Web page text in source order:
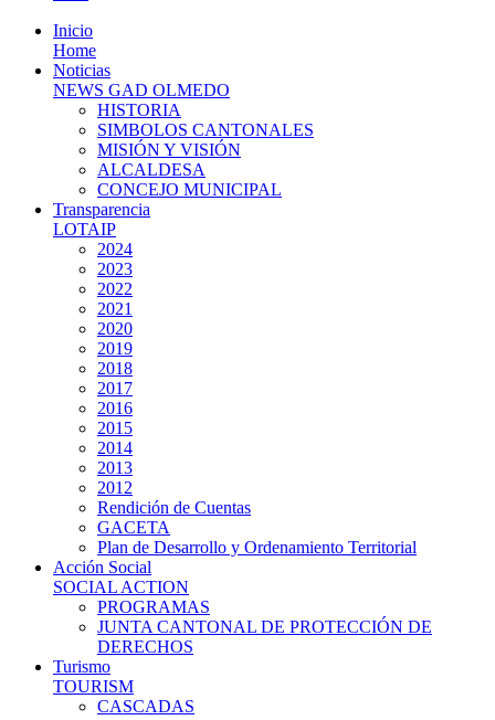
Inicio
Home
Noticias
NEWS GAD OLMEDO
HISTORIA
SIMBOLOS CANTONALES
MISIÓN Y VISIÓN
ALCALDESA
CONCEJO MUNICIPAL
Transparencia
LOTAIP
2024
2023
2022
2021
2020
2019
2018
2017
2016
2015
2014
2013
2012
Rendición de Cuentas
GACETA
Plan de Desarrollo y Ordenamiento Territorial
Acción Social
SOCIAL ACTION
PROGRAMAS
JUNTA CANTONAL DE PROTECCIÓN DE
DERECHOS
Turismo
TOURISM
CASCADAS